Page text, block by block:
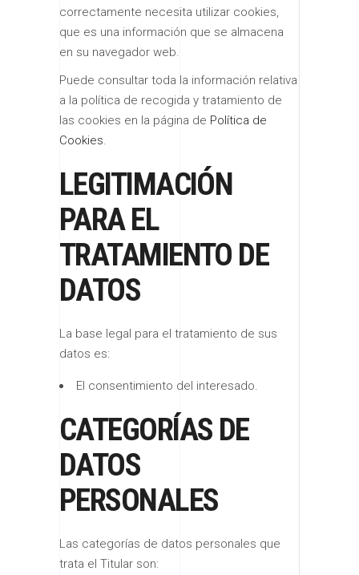
correctamente necesita utilizar cookies,
que es una información que se almacena
en su navegador web.
Puede consultar toda la información relativa
a la política de recogida y tratamiento de
las cookies en la página de Política de
Cookies.
LEGITIMACIÓN
PARA EL
TRATAMIENTO DE
DATOS
La base legal para el tratamiento de sus
datos es:
El consentimiento del interesado.
CATEGORÍAS DE
DATOS
PERSONALES
Las categorías de datos personales que
trata el Titular son: